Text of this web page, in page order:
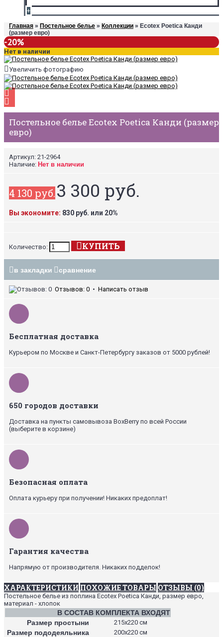
+
Главная » Постельное белье » Коллекции » Ecotex Poetica Канди
(размер евро)
-20%
Нет в наличии
Увеличить фотографию
Постельное белье Ecotex Poetica Канди (размер
евро)
Артикул: 21-2964
Наличие: Нет в наличии
4 130 руб.3 300 руб.
Вы экономите: 830 руб. или 20%
Количество: КУПИТЬ
в закладки сравнение
Отзывов: 0 • Написать отзыв
Бесплатная доставка
Курьером по Москве и Санкт-Петербургу заказов от 5000 рублей!
650 городов доставки
Доставка на пункты самовывоза BoxBerry по всей России
(выберите в корзине)
Безопасная оплата
Оплата курьеру при получении! Никаких предоплат!
Гарантия качества
Напрямую от производителя. Никаких подделок!
ХАРАКТЕРИСТИКИ ПОХОЖИЕ ТОВАРЫ ОТЗЫВЫ (0)
Постельное белье из поплина Ecotex Poetica Канди, размер евро,
материал - хлопок
В СОСТАВ КОМПЛЕКТА ВХОДЯТ
Размер простыни
215х220 см
Размер пододеяльника 200х220 см